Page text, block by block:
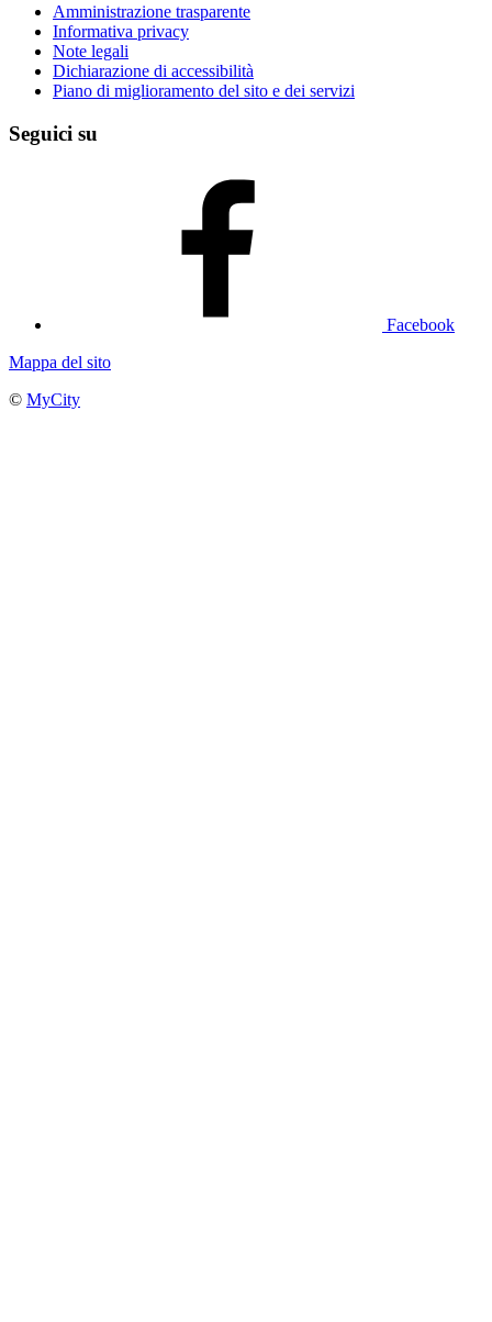
Amministrazione trasparente
Informativa privacy
Note legali
Dichiarazione di accessibilità
Piano di miglioramento del sito e dei servizi
Seguici su
Facebook
Mappa del sito
© MyCity